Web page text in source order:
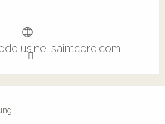
saintcere.com